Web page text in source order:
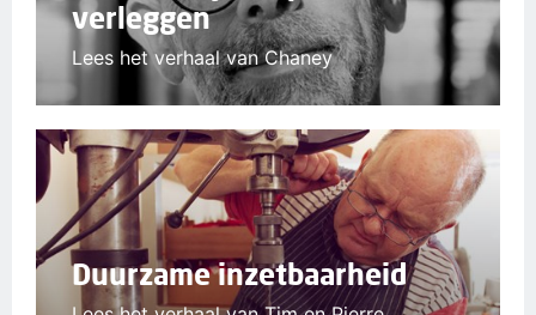
verleggen
Lees het verhaal van Chaney
Duurzame inzetbaarheid